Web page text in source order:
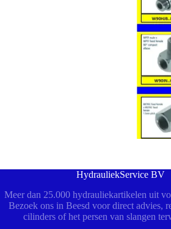
HydrauliekService BV
Meer dan 25.000 hydrauliekartikelen uit
Bezoek ons in Beesd voor direct advies,
cilinders of het persen van slangen